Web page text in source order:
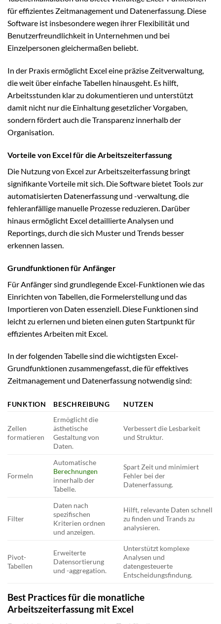
für effizientes Zeitmanagement und Datenerfassung. Diese
Software ist insbesondere wegen ihrer Flexibilität und
Benutzerfreundlichkeit in Unternehmen und bei
Einzelpersonen gleichermaßen beliebt.
In der Praxis ermöglicht Excel eine präzise Zeitverwaltung,
die weit über einfache Tabellen hinausgeht. Es hilft,
Arbeitsstunden klar zu dokumentieren und unterstützt
damit nicht nur die Einhaltung gesetzlicher Vorgaben,
sondern fördert auch die Transparenz innerhalb der
Organisation.
Vorteile von Excel für die Arbeitszeiterfassung
Die Nutzung von Excel zur Arbeitszeiterfassung bringt
signifikante Vorteile mit sich. Die Software bietet Tools zur
automatisierten Datenerfassung und -verwaltung, die
fehleranfällige manuelle Prozesse reduzieren. Darüber
hinaus ermöglicht Excel detaillierte Analysen und
Reportings, durch die sich Muster und Trends besser
erkennen lassen.
Grundfunktionen für Anfänger
Für Anfänger sind grundlegende Excel-Funktionen wie das
Einrichten von Tabellen, die Formelerstellung und das
Importieren von Daten essenziell. Diese Funktionen sind
leicht zu erlernen und bieten einen guten Startpunkt für
effizientes Arbeiten mit Excel.
In der folgenden Tabelle sind die wichtigsten Excel-
Grundfunktionen zusammengefasst, die für effektives
Zeitmanagement und Datenerfassung notwendig sind:
FUNKTION BESCHREIBUNG NUTZEN
Zellen
formatieren
Ermöglicht die
ästhetische
Gestaltung von
Daten.
Verbessert die Lesbarkeit
und Struktur.
Formeln
Automatische
Berechnungen
innerhalb der
Tabelle.
Spart Zeit und minimiert
Fehler bei der
Datenerfassung.
Filter
Daten nach
spezifischen
Kriterien ordnen
und anzeigen.
Hilft, relevante Daten schnell
zu finden und Trands zu
analysieren.
Pivot-
Tabellen
Erweiterte
Datensortierung
und -aggregation.
Unterstützt komplexe
Analysen und
datengesteuerte
Entscheidungsfindung.
Best Practices für die monatliche
Arbeitszeiterfassung mit Excel